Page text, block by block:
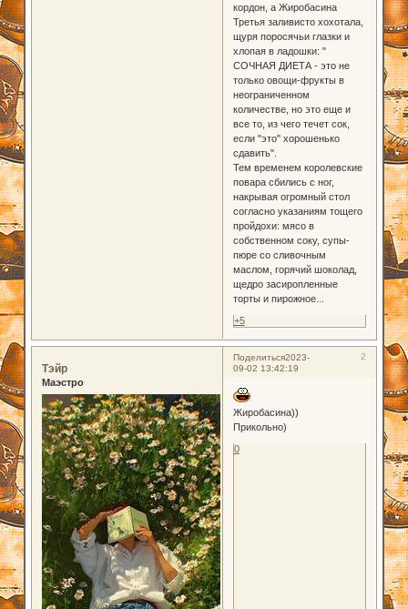
кордон, а Жиробасина
Третья заливисто хохотала,
щуря поросячьи глазки и
хлопая в ладошки: "
СОЧНАЯ ДИЕТА - это не
только овощи-фрукты в
неограниченном
количестве, но это еще и
все то, из чего течет сок,
если "это" хорошенько
сдавить".
Тем временем королевские
повара сбились с ног,
накрывая огромный стол
согласно указаниям тощего
пройдохи: мясо в
собственном соку, супы-
пюре со сливочным
маслом, горячий шоколад,
щедро засиропленные
торты и пирожное...
+5
Поделиться 2
2023-
09-02 13:42:19
Тэйр
Маэстро
Жиробасина))
Прикольно)
0